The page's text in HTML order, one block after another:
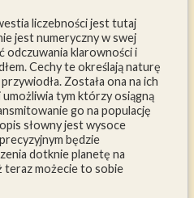
liczebności jest tutaj
jest numeryczny w swej
odczuwania klarowności i
Cechy te określają naturę
Została ona na ich
tym którzy osiągną
go na populację
słowny jest wysoce
będzie
dotknie planetę na
teraz możecie to sobie